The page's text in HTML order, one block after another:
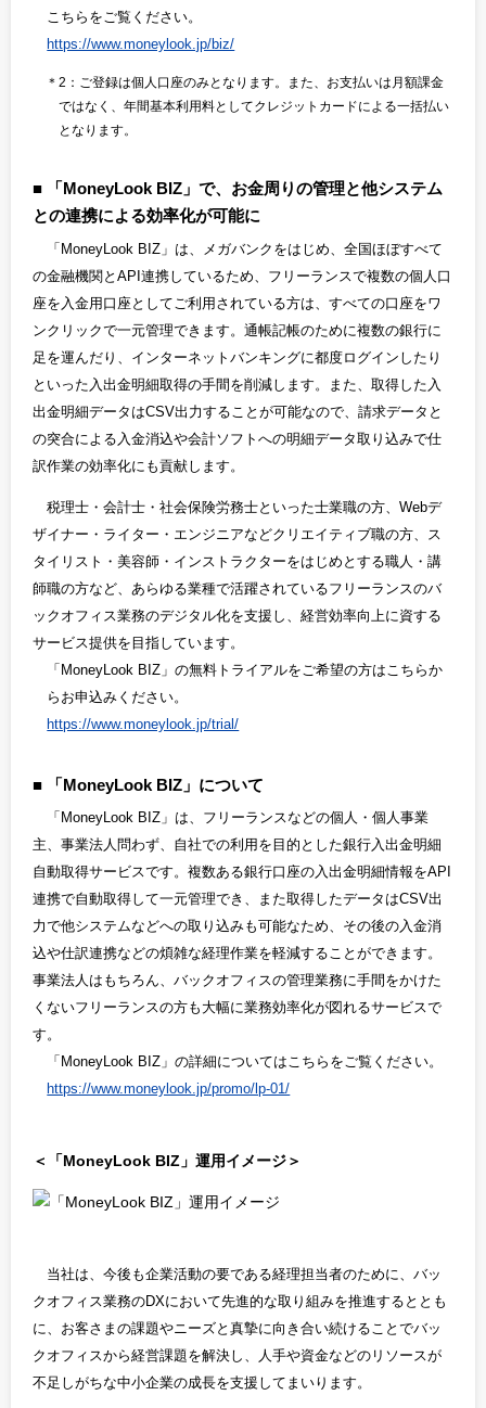
こちらをご覧ください。
https://www.moneylook.jp/biz/
＊2：ご登録は個人口座のみとなります。また、お支払いは月額課金
ではなく、年間基本利用料としてクレジットカードによる一括払い
となります。
「MoneyLook BIZ」で、お金周りの管理と他システム
との連携による効率化が可能に
「MoneyLook BIZ」は、メガバンクをはじめ、全国ほぼすべて
の金融機関とAPI連携しているため、フリーランスで複数の個人口
座を入金用口座としてご利用されている方は、すべての口座をワ
ンクリックで一元管理できます。通帳記帳のために複数の銀行に
足を運んだり、インターネットバンキングに都度ログインしたり
といった入出金明細取得の手間を削減します。また、取得した入
出金明細データはCSV出力することが可能なので、請求データと
の突合による入金消込や会計ソフトへの明細データ取り込みで仕
訳作業の効率化にも貢献します。
税理士・会計士・社会保険労務士といった士業職の方、Webデ
ザイナー・ライター・エンジニアなどクリエイティブ職の方、ス
タイリスト・美容師・インストラクターをはじめとする職人・講
師職の方など、あらゆる業種で活躍されているフリーランスのバ
ックオフィス業務のデジタル化を支援し、経営効率向上に資する
サービス提供を目指しています。
「MoneyLook BIZ」の無料トライアルをご希望の方はこちらか
らお申込みください。
https://www.moneylook.jp/trial/
「MoneyLook BIZ」について
「MoneyLook BIZ」は、フリーランスなどの個人・個人事業
主、事業法人問わず、自社での利用を目的とした銀行入出金明細
自動取得サービスです。複数ある銀行口座の入出金明細情報をAPI
連携で自動取得して一元管理でき、また取得したデータはCSV出
力で他システムなどへの取り込みも可能なため、その後の入金消
込や仕訳連携などの煩雑な経理作業を軽減することができます。
事業法人はもちろん、バックオフィスの管理業務に手間をかけた
くないフリーランスの方も大幅に業務効率化が図れるサービスで
す。
「MoneyLook BIZ」の詳細についてはこちらをご覧ください。
https://www.moneylook.jp/promo/lp-01/
＜「MoneyLook BIZ」運用イメージ＞
当社は、今後も企業活動の要である経理担当者のために、バッ
クオフィス業務のDXにおいて先進的な取り組みを推進するととも
に、お客さまの課題やニーズと真摯に向き合い続けることでバッ
クオフィスから経営課題を解決し、人手や資金などのリソースが
不足しがちな中小企業の成長を支援してまいります。